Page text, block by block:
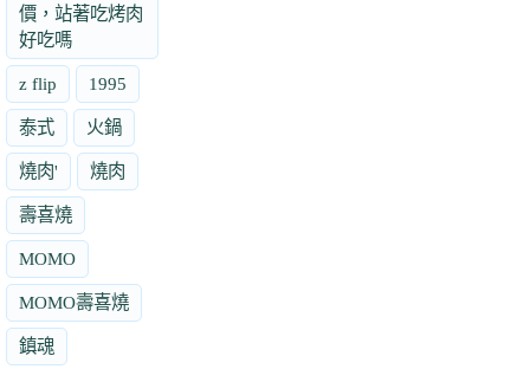
價，站著吃烤肉
好吃嗎
z flip 1995
泰式 火鍋
燒肉' 燒肉
壽喜燒
MOMO
MOMO壽喜燒
鎮魂